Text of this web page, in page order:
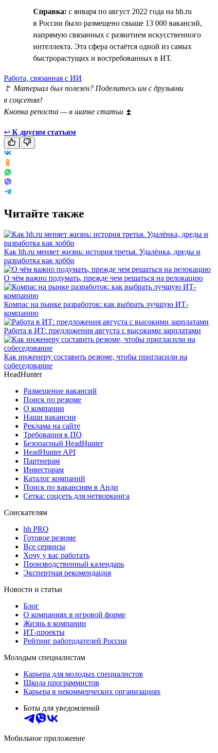
Справка: с января по август 2022 года на hh.ru
в России было размещено свыше 13 000 вакансий,
напрямую связанных с развитием искусственного
интеллекта. Эта сфера остаётся одной из самых
быстрорастущих и востребованных в ИТ.
Работа, связанная с ИИ
🚩 Материал был полезен? Поделитесь им с друзьями
в соцсетях!
Кнопка репоста — в шапке статьи ⏫
↩ К другим статьям
Читайте также
Как hh.ru меняет жизнь: история третья. Удалёнка, дреды и
разработка как хобби
О чём важно подумать, прежде чем решаться на релокацию
Компас на рынке разработок: как выбрать лучшую ИТ-
компанию
Работа в ИТ: предложения августа с высокими зарплатами
Как инженеру составить резюме, чтобы пригласили на
собеседование
HeadHunter
Размещение вакансий
Поиск по резюме
О компании
Наши вакансии
Реклама на сайте
Требования к ПО
Безопасный HeadHunter
HeadHunter API
Партнерам
Инвесторам
Каталог компаний
Поиск по вакансиям в Анди
Сетка: соцсеть для нетворкинга
Соискателям
hh PRO
Готовое резюме
Все сервисы
Хочу у вас работать
Производственный календарь
Экспертная рекомендация
Новости и статьи
Блог
О компаниях в игровой форме
Жизнь в компании
ИТ-проекты
Рейтинг работодателей России
Молодым специалистам
Карьера для молодых специалистов
Школа программистов
Карьера в некоммерческих организациях
Боты для уведомлений
Мобильное приложение